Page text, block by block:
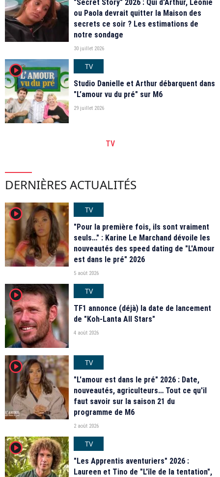
"Secret Story" 2026 : Qui d'Arthur, Léonie
ou Paola devrait quitter la Maison des
secrets ce soir ? Les estimations de
notre sondage
30 juillet 2026
player2
TV
Studio Danielle et Arthur débarquent dans
"L’amour vu du pré" sur M6
29 juillet 2026
TV
DERNIÈRES ACTUALITÉS
player2
TV
"Pour la première fois, ils sont vraiment
seuls…" : Karine Le Marchand dévoile les
nouveautés des speed dating de "L'Amour
est dans le pré" 2026
5 août 2026
player2
TV
TF1 annonce (déjà) la date de lancement
de "Koh-Lanta All Stars"
4 août 2026
player2
TV
"L'amour est dans le pré" 2026 : Date,
nouveautés, agriculteurs… Tout ce qu'il
faut savoir sur la saison 21 du
programme de M6
2 août 2026
player2
TV
"Les Apprentis aventuriers" 2026 :
Laureen et Tino de "L'île de la tentation",